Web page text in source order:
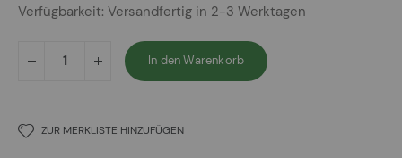
Verfügbarkeit: Versandfertig in 2-3 Werktagen
In den Warenkorb
ZUR MERKLISTE HINZUFÜGEN